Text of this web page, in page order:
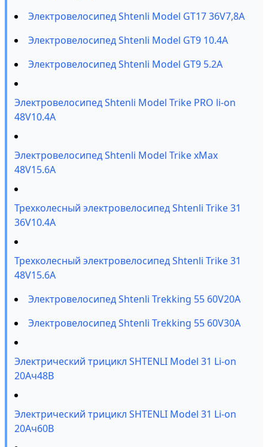
Электровелосипед Shtenli Model GT17 36V7,8А
Электровелосипед Shtenli Model GT9 10.4А
Электровелосипед Shtenli Model GT9 5.2А
Электровелосипед Shtenli Model Trike PRO li-on
48V10.4A
Электровелосипед Shtenli Model Trike xMax
48V15.6A
Трехколесный электровелосипед Shtenli Trike 31
36V10.4A
Трехколесный электровелосипед Shtenli Trike 31
48V15.6A
Электровелосипед Shtenli Trekking 55 60V20A
Электровелосипед Shtenli Trekking 55 60V30A
Электрический трицикл SHTENLI Model 31 Li-on
20Ач48В
Электрический трицикл SHTENLI Model 31 Li-on
20Ач60В